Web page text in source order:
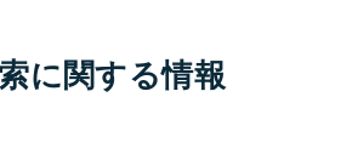
に関する情報